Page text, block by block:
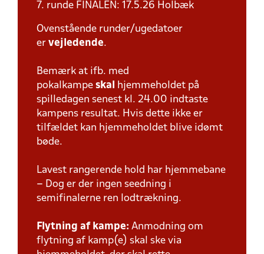
7. runde FINALEN: 17.5.26 Holbæk
Ovenstående runder/ugedatoer
er vejledende.
Bemærk at ifb. med
pokalkampe skal
hjemmeholdet på
spilledagen senest kl. 24.00 indtaste
kampens resultat. Hvis dette ikke er
tilfældet kan hjemmeholdet blive idømt
bøde.
Lavest rangerende hold har hjemmebane
– Dog er der ingen seedning i
semifinalerne ren lodtrækning.
Flytning af kampe: Anmodning om
flytning af kamp(e) skal ske via